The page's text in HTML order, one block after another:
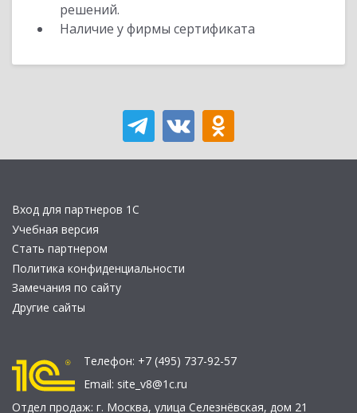
решений.
Наличие у фирмы сертификата
Вход для партнеров 1С
Учебная версия
Стать партнером
Политика конфиденциальности
Замечания по сайту
Другие сайты
Телефон: +7 (495) 737-92-57
Email: site_v8@1c.ru
Отдел продаж: г. Москва, улица Селезнёвская, дом 21